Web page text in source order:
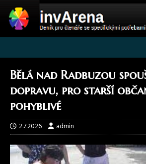
Bělá nad Radbuzou
dopravu, pro starší
pohyblivé
2.7.2026 admin